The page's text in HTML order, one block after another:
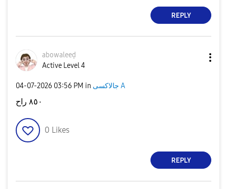
REPLY
abowaleeḍ
Active Level 4
‎04-07-2026 03:56 PM in جالاكسى A
٨٥٠ راح
0 Likes
REPLY